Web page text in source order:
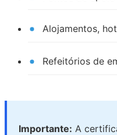
Alojamentos,
Refeitórios de
Importante: A